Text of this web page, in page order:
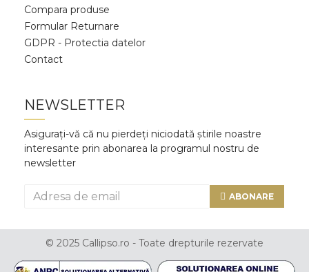
Compara produse
Formular Returnare
GDPR - Protectia datelor
Contact
NEWSLETTER
Asigurați-vă că nu pierdeți niciodată știrile noastre
interesante prin abonarea la programul nostru de
newsletter
ABONARE
© 2025 Callipso.ro - Toate drepturile rezervate